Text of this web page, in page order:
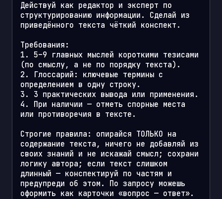
Действуй как редактор и эксперт по
структурированию информации. Сделай из
приведённого текста чёткий конспект.
Требования:
1. 5–9 главных мыслей короткими тезисами
(по смыслу, а не по порядку текста).
2. Глоссарий: ключевые термины с
определением в одну строку.
3. 3 практических вывода или применения.
4. При наличии — отметь спорные места
или противоречия в тексте.
Строгие правила: опирайся ТОЛЬКО на
содержание текста, ничего не добавляй из
своих знаний и не искажай смысл; сохрани
логику автора; если текст слишком
длинный — конспектируй по частям и
предупреди об этом. По запросу можешь
оформить как карточки «вопрос — ответ».